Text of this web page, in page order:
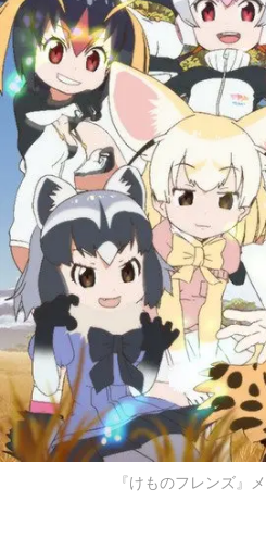
『けものフレンズ』